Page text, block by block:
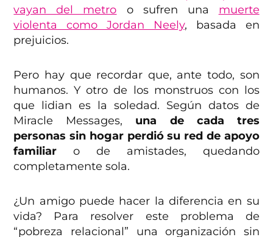
vayan del metro o sufren una muerte
violenta como Jordan Neely, basada en
prejuicios.
Pero hay que recordar que, ante todo, son
humanos. Y otro de los monstruos con los
que lidian es la soledad. Según datos de
Miracle Messages, una de cada tres
personas sin hogar perdió su red de apoyo
familiar o de amistades, quedando
completamente sola.
¿Un amigo puede hacer la diferencia en su
vida? Para resolver este problema de
“pobreza relacional” una organización sin